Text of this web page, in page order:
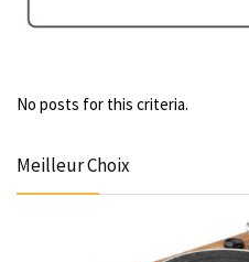
No posts for this criteria.
Meilleur Choix